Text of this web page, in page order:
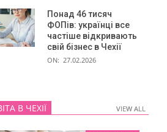
Понад 46 тисяч
ФОПів: українці все
частіше відкривають
свій бізнес в Чехії
ON: 27.02.2026
В ЧЕХІЇ VIEW ALL
VIEW ALL